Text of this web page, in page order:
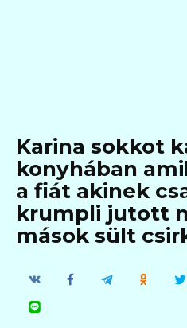
Karina sokkot
konyhában
a fiát akinek
krumpli jutott
mások sült